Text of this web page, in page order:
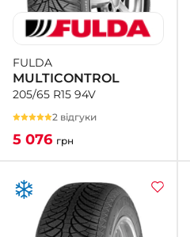
FULDA
MULTICONTROL
205/65 R15 94V
2 відгуки
5 076 грн